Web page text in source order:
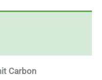
Carbon